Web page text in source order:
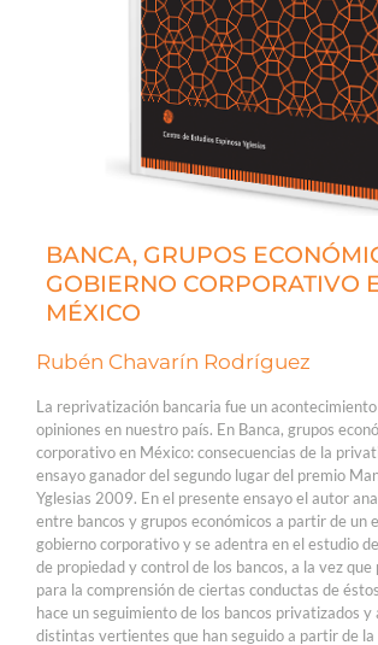
BANCA, GRUPOS
GOBIERNO CORPORATIVO
MÉXICO
Rubén Chavarín Rodríguez
La reprivatización bancaria fue un
opiniones en nuestro país. En Banca, grupos
corporativo en México: consecuencias de la
ensayo ganador del segundo lugar del premio
Yglesias 2009. En el presente ensayo el autor
entre bancos y grupos económicos a partir de un
gobierno corporativo y se adentra en el estudio
de propiedad y control de los bancos, a la vez que
para la comprensión de ciertas conductas de
hace un seguimiento de los bancos privatizados y
distintas vertientes que han seguido a partir de